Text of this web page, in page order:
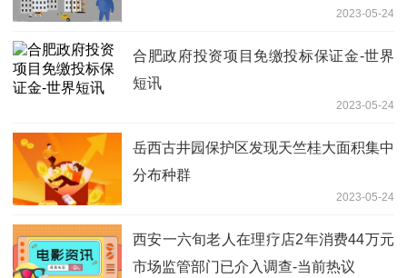
2023-05-24
合肥政府投资项目免缴投标保证金-世界
短讯
2023-05-24
岳西古井园保护区发现天竺桂大面积集中
分布种群
2023-05-24
西安一六旬老人在理疗店2年消费44万元
市场监管部门已介入调查-当前热议